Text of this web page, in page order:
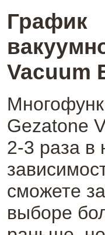
График
Vacuum
Gezatone
2-3 раза в
сможете
выборе